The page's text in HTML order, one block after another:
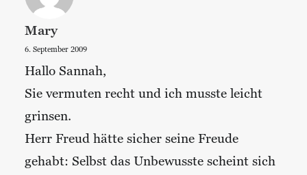
Mary
6. September 2009
Hallo Sannah,
Sie vermuten recht und ich musste leicht
grinsen.
Herr Freud hätte sicher seine Freude
gehabt: Selbst das Unbewusste scheint sich